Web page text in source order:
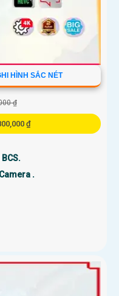
HÌNH SẮC NÉT
₫
₫
.